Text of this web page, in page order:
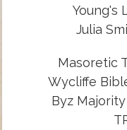
Young's
Julia
Masoretic
Wycliffe
Byz